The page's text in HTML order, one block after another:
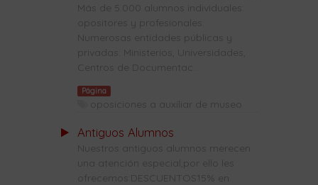
Más de 5.000 alumnos individuales:
opositores y profesionales.
Numerosas entidades públicas y
privadas: Ministerios, Universidades,
Centros de Documentac...
Página
oposiciones a auxiliar de museo
Antiguos Alumnos
Nuestros antiguos alumnos merecen
una atención especial,por ello les
ofrecemos:DESCUENTOS15% en